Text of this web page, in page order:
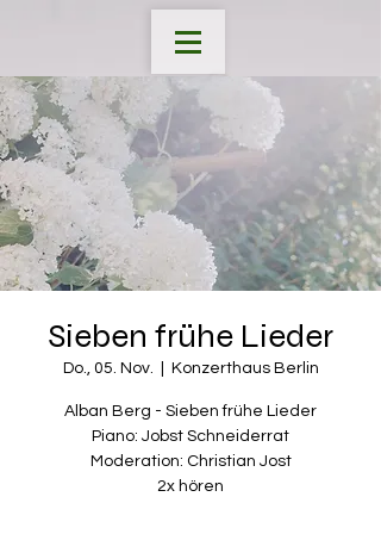
Sieben frühe Lieder
Do., 05. Nov. Konzerthaus Berlin
Alban Berg - Sieben frühe Lieder
Piano: Jobst Schneiderrat
Moderation: Christian Jost
2x hören